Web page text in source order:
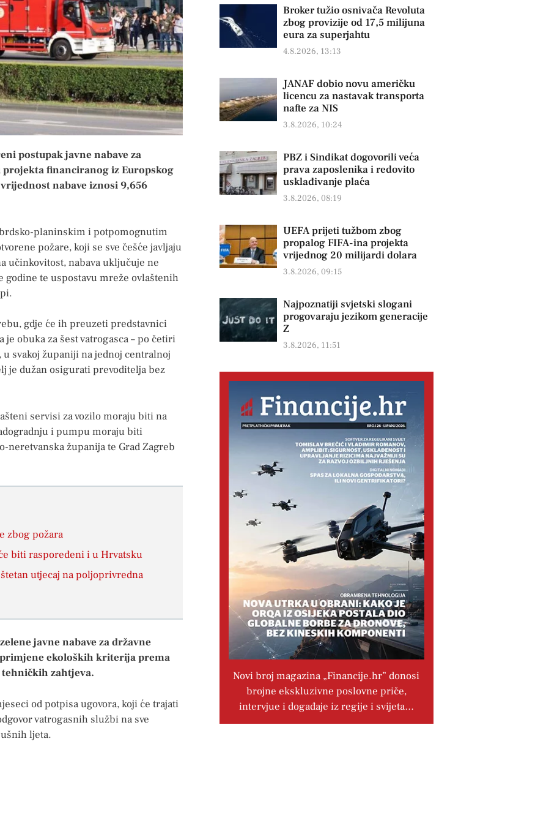
postupak javne nabave za
financiranog iz Europskog
nabave iznosi 9,656
planinskim i potpomognutim
požare, koji se sve češće javljaju
učinkovitost, nabava uključuje ne
godine te uspostavu mreže ovlaštenih
gdje će ih preuzeti predstavnici
obuka za šest vatrogasca – po četiri
svakoj županiji na jednoj centralnoj
je dužan osigurati prevoditelja bez
servisi za vozilo moraju biti na
i pumpu moraju biti
županija te Grad Zagreb
zbog požara
biti raspoređeni i u Hrvatsku
utjecaj na poljoprivredna
javne nabave za državne
ekoloških kriterija prema
zahtjeva.
od potpisa ugovora, koji će trajati
vatrogasnih službi na sve
ljeta.
Broker tužio osnivača Revoluta
zbog provizije od 17,5 milijuna
eura za superjahtu
4.8.2026, 13:13
JANAF dobio novu američku
licencu za nastavak transporta
nafte za NIS
3.8.2026, 10:24
PBZ i Sindikat dogovorili veća
prava zaposlenika i redovito
usklađivanje plaća
3.8.2026, 08:19
UEFA prijeti tužbom zbog
propalog FIFA-ina projekta
vrijednog 20 milijardi dolara
3.8.2026, 09:15
Najpoznatiji svjetski slogani
progovaraju jezikom generacije
Z
3.8.2026, 11:51
Novi broj magazina „Financije.hr” donosi
brojne ekskluzivne poslovne priče,
intervjue i događaje iz regije i svijeta…